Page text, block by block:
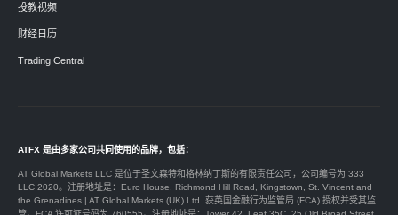
投教视频
财经日历
Trading Central
ATFX 是由多家公司共同使用的品牌，包括：
AT Global Markets LLC 是位于圣文森特和格林纳丁斯的有限责任公司，公司编号为 333
LLC 2020。注册地址是：Euro House, Richmond Hill Road, Kingstown, St. Vincent and
the Grenadines | AT Global Markets (UK) Ltd. 获英国金融行为监管局 (FCA) 授权并受其监